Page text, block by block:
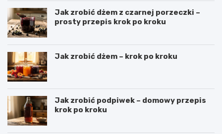
Jak zrobić dżem z czarnej porzeczki –
prosty przepis krok po kroku
Jak zrobić dżem – krok po kroku
Jak zrobić podpiwek – domowy przepis
krok po kroku